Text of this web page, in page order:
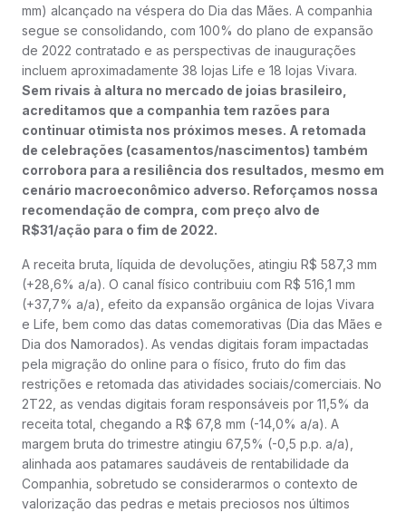
mm) alcançado na véspera do Dia das Mães. A companhia
segue se consolidando, com 100% do plano de expansão
de 2022 contratado e as perspectivas de inaugurações
incluem aproximadamente 38 lojas Life e 18 lojas Vivara.
Sem rivais à altura no mercado de joias brasileiro,
acreditamos que a companhia tem razões para
continuar otimista nos próximos meses. A retomada
de celebrações (casamentos/nascimentos) também
corrobora para a resiliência dos resultados, mesmo em
cenário macroeconômico adverso. Reforçamos nossa
recomendação de compra, com preço alvo de
R$31/ação para o fim de 2022.
A receita bruta, líquida de devoluções, atingiu R$ 587,3 mm
(+28,6% a/a). O canal físico contribuiu com R$ 516,1 mm
(+37,7% a/a), efeito da expansão orgânica de lojas Vivara
e Life, bem como das datas comemorativas (Dia das Mães e
Dia dos Namorados). As vendas digitais foram impactadas
pela migração do online para o físico, fruto do fim das
restrições e retomada das atividades sociais/comerciais. No
2T22, as vendas digitais foram responsáveis por 11,5% da
receita total, chegando a R$ 67,8 mm (-14,0% a/a). A
margem bruta do trimestre atingiu 67,5% (-0,5 p.p. a/a),
alinhada aos patamares saudáveis de rentabilidade da
Companhia, sobretudo se considerarmos o contexto de
valorização das pedras e metais preciosos nos últimos